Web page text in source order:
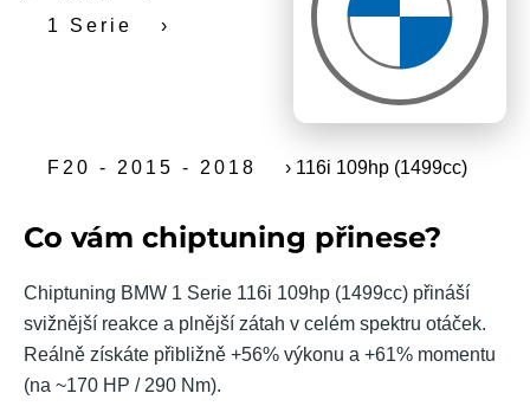
1 Serie
›
F20 - 2015 - 2018 › 116i 109hp (1499cc)
Co vám chiptuning přinese?
Chiptuning BMW 1 Serie 116i 109hp (1499cc) přináší
svižnější reakce a plnější zátah v celém spektru otáček.
Reálně získáte přibližně +56% výkonu a +61% momentu
(na ~170 HP / 290 Nm).